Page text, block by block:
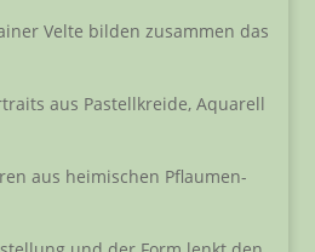
Velte bilden zusammen das
aus Pastellkreide, Aquarell
aus heimischen Pflaumen-